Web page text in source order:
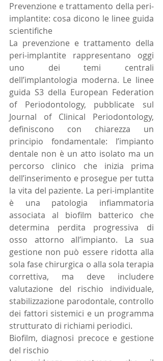
Prevenzione e trattamento della peri-
implantite: cosa dicono le linee guida
scientifiche
La prevenzione e trattamento della
peri-implantite rappresentano oggi
uno dei temi centrali
dell’implantologia moderna. Le linee
guida S3 della European Federation
of Periodontology, pubblicate sul
Journal of Clinical Periodontology,
definiscono con chiarezza un
principio fondamentale: l’impianto
dentale non è un atto isolato ma un
percorso clinico che inizia prima
dell’inserimento e prosegue per tutta
la vita del paziente. La peri-implantite
è una patologia infiammatoria
associata al biofilm batterico che
determina perdita progressiva di
osso attorno all’impianto. La sua
gestione non può essere ridotta alla
sola fase chirurgica o alla sola terapia
correttiva, ma deve includere
valutazione del rischio individuale,
stabilizzazione parodontale, controllo
dei fattori sistemici e un programma
strutturato di richiami periodici.
Biofilm, diagnosi precoce e gestione
del rischio